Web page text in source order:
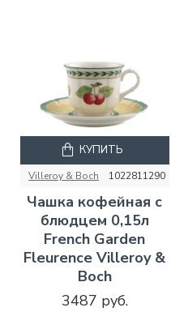
Villeroy & Boch 1022811290
Чашка кофейная с
блюдцем 0,15л
French Garden
Fleurence Villeroy &
Boch
3487 руб.
КУПИТЬ